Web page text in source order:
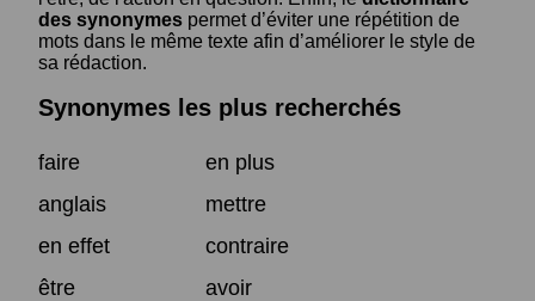
des synonymes permet d’éviter une répétition de
mots dans le même texte afin d’améliorer le style de
sa rédaction.
Synonymes les plus recherchés
faire
en plus
anglais
mettre
en effet
contraire
être
avoir